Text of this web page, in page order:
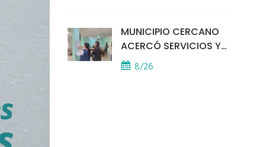
MUNICIPIO CERCANO
ACERCÓ SERVICIOS Y
ATENCIÓN A LOS
VECINOS EL
8/26